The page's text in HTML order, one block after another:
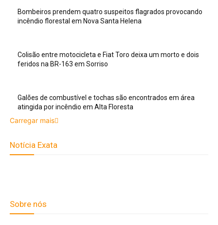
Bombeiros prendem quatro suspeitos flagrados provocando
incêndio florestal em Nova Santa Helena
Colisão entre motocicleta e Fiat Toro deixa um morto e dois
feridos na BR-163 em Sorriso
Galões de combustível e tochas são encontrados em área
atingida por incêndio em Alta Floresta
Carregar mais
Notícia Exata
Sobre nós